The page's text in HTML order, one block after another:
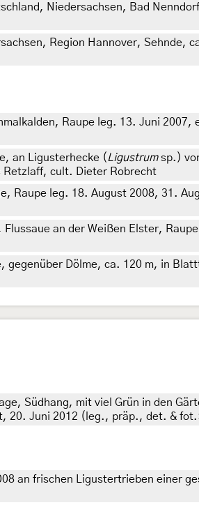
Niedersachsen, Bad
Region Hannover, Sehnde,
Raupe leg. 13. Juni
an Ligusterhecke (Ligustrumsp.)
Retzlaff, cult. Dieter Robrecht
Raupe leg. 18. August 2008, 31.
an der Weißen Elster,
gegenüber Dölme, ca. 120 m, in
Südhang, mit viel Grün in den
20. Juni 2012 (leg., präp., det. &
an frischen Ligustertrieben einer